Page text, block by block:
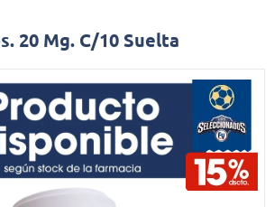
20 Mg. C/10 Suelta